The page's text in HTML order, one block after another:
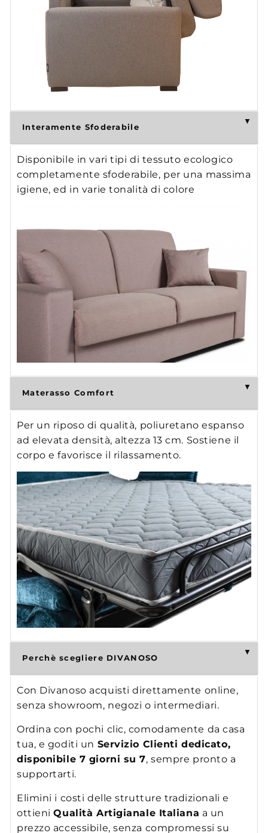
Interamente Sfoderabile
Disponibile in vari tipi di tessuto ecologico
completamente sfoderabile, per una massima
igiene, ed in varie tonalità di colore
Materasso Comfort
Per un riposo di qualità, poliuretano espanso
ad elevata densità, altezza 13 cm. Sostiene il
corpo e favorisce il rilassamento.
Perchè scegliere DIVANOSO
Con Divanoso acquisti direttamente online,
senza showroom, negozi o intermediari.
Ordina con pochi clic, comodamente da casa
tua, e goditi un Servizio Clienti dedicato,
disponibile 7 giorni su 7, sempre pronto a
supportarti.
Elimini i costi delle strutture tradizionali e
ottieniQualità Artigianale Italiana a un
prezzo accessibile, senza compromessi su